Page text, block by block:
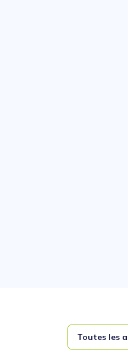
Toutes les